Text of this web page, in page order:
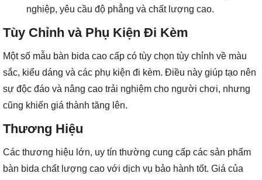
nghiệp, yêu cầu độ phẳng và chất lượng cao.
Tùy Chỉnh và Phụ Kiện Đi Kèm
Một số mẫu bàn bida cao cấp có tùy chọn tùy chỉnh về màu
sắc, kiểu dáng và các phụ kiện đi kèm. Điều này giúp tạo nên
sự độc đáo và nâng cao trải nghiệm cho người chơi, nhưng
cũng khiến giá thành tăng lên.
Thương Hiệu
Các thương hiệu lớn, uy tín thường cung cấp các sản phẩm
bàn bida chất lượng cao với dịch vụ bảo hành tốt. Giá của